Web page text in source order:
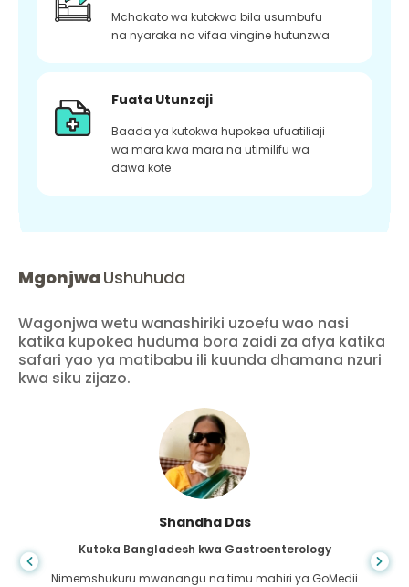
Mchakato wa kutokwa bila usumbufu
na nyaraka na vifaa vingine hutunzwa
Fuata Utunzaji
Baada ya kutokwa hupokea ufuatiliaji
wa mara kwa mara na utimilifu wa
dawa kote
Mgonjwa Ushuhuda
Wagonjwa wetu wanashiriki uzoefu wao nasi
katika kupokea huduma bora zaidi za afya katika
safari yao ya matibabu ili kuunda dhamana nzuri
kwa siku zijazo.
Shandha Das
Kutoka Bangladesh kwa Gastroenterology
Nimemshukuru mwanangu na timu mahiri ya GoMedii